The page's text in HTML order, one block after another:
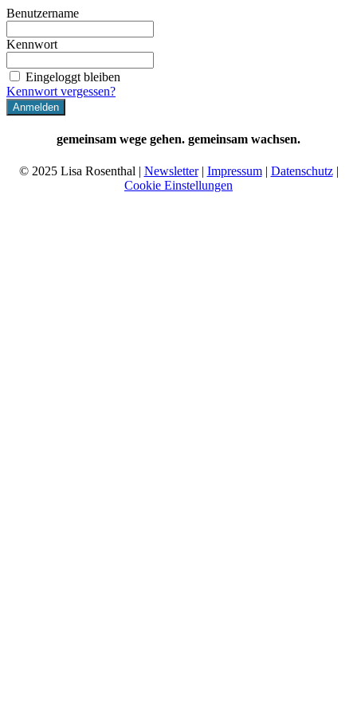
Benutzername
Kennwort
Eingeloggt bleiben
Kennwort vergessen?
gemeinsam wege gehen. gemeinsam wachsen.
© 2025 Lisa Rosenthal | Newsletter| Impressum| Datenschutz|
Cookie Einstellungen